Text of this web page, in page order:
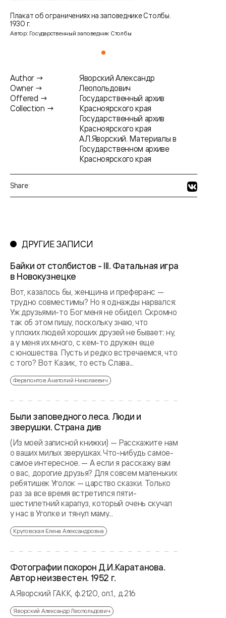
Плакат об ограничениях на заповеднике Столбы.
1930 г.
Автор: Государственный заповедник Столбы
Author →
Owner →
Offered →
Collection →
Яворский Александр
Леопольдович
Государственный архив
Красноярского края
Государственный архив
Красноярского края
А.Л.Яворский. Материалы в
Государственном архиве
Красноярского края
Share:
ДРУГИЕ ЗАПИСИ
Байки от столбистов - III. Фатальная игра
в Новокузнецке
Вот, казалось бы, женщина и преферанс —
трудно совместимы? Но я однажды нарвался:
Уж друзьями-то Бог меня не обидел. Скромно
так об этом пишу, поскольку знаю, что
у плохих людей хороших друзей не бывает; ну,
а у меня их много, с кем-то дружен еще
с юношества. Пусть и редко встречаемся, что
с того? Вот Казик, то есть Слава...
Ферапонтов Анатолий Николаевич
Были заповедного леса. Люди и
зверушки. Страна див
(Из моей записной книжки) — Расскажите нам
о ваших милых зверушках. Что-нибудь самое-
самое интересное. — А если я расскажу вам
о вас, дорогие друзья? Для совсем маленьких
ребятишек Уголок — царство сказки. Только
раз за все время встретился пяти-
шестилетний карапуз, который очень скучал
у нас в Уголке и тянул маму...
Крутовская Елена Александровна
Фотографии похорон Д.И.Каратанова.
Автор неизвестен. 1952 г.
А.Яворский ГАКК, ф.2120, оп.1., д.216
Яворский Александр Леопольдович